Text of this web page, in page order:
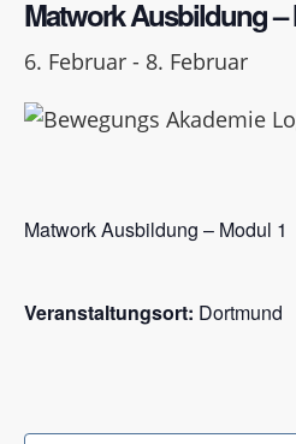
Matwork Ausbildung –
6. Februar - 8. Februar
Matwork Ausbildung – Modul 1
Veranstaltungsort: Dortmund